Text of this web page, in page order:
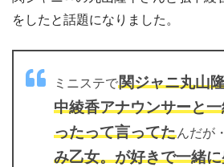
をしたと話題になりました。
ミニステで関ジャニ丸山
中綾香アナウンサーと
ったって言ってたんだが
み乙女。が好きで一緒